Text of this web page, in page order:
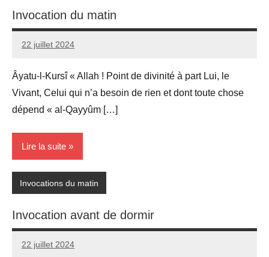
Invocation du matin
22 juillet 2024
prieres
Âyatu-l-Kursî « Allah ! Point de divinité à part Lui, le
Vivant, Celui qui n’a besoin de rien et dont toute chose
dépend « al-Qayyûm […]
Lire la suite
Invocations du matin
Invocation avant de dormir
22 juillet 2024
prieres